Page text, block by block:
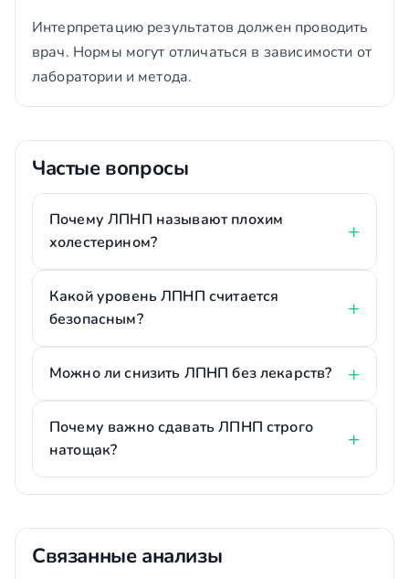
Интерпретацию результатов должен проводить
врач. Нормы могут отличаться в зависимости от
лаборатории и метода.
Частые вопросы
Почему ЛПНП называют плохим
холестерином?
Какой уровень ЛПНП считается
безопасным?
Можно ли снизить ЛПНП без лекарств?
Почему важно сдавать ЛПНП строго
натощак?
Связанные анализы